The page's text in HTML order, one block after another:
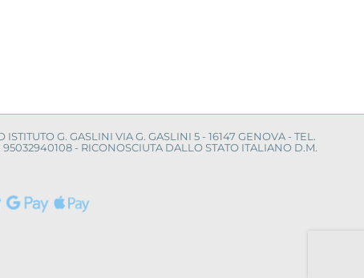
G. GASLINI VIA G. GASLINI 5 - 16147 GENOVA - TEL.
- RICONOSCIUTA DALLO STATO ITALIANO D.M.